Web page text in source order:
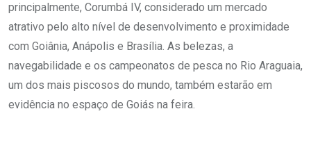
principalmente, Corumbá IV, considerado um mercado
atrativo pelo alto nível de desenvolvimento e proximidade
com Goiânia, Anápolis e Brasília. As belezas, a
navegabilidade e os campeonatos de pesca no Rio Araguaia,
um dos mais piscosos do mundo, também estarão em
evidência no espaço de Goiás na feira.